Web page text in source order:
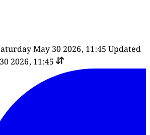
May 30 2026, 11:45 Updated
2026, 11:45